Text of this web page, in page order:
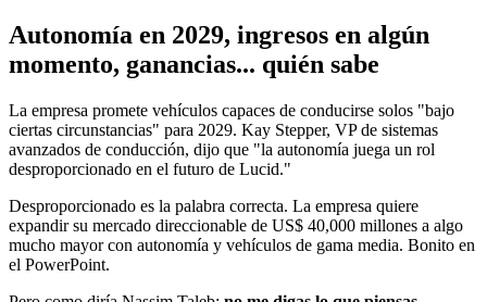
Autonomía en 2029, ingresos en algún
momento, ganancias... quién sabe
La empresa promete vehículos capaces de conducirse solos "bajo
ciertas circunstancias" para 2029. Kay Stepper, VP de sistemas
avanzados de conducción, dijo que "la autonomía juega un rol
desproporcionado en el futuro de Lucid."
Desproporcionado es la palabra correcta. La empresa quiere
expandir su mercado direccionable de US$ 40,000 millones a algo
mucho mayor con autonomía y vehículos de gama media. Bonito en
el PowerPoint.